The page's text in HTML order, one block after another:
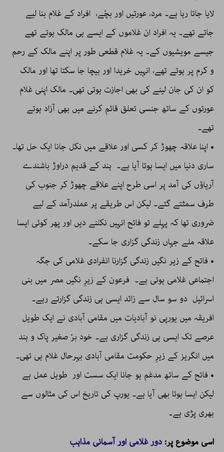
لایا جاتا رہا ہے۔ مرد، عورتیں اور بچّے، افراد کے غلام بنا لیے
جاتے تھے۔ یہ افراد ان غلاموں کے ایسے ہی مالک ہوتے تھے
جیسے مویشیوں کے۔ یہ غلام قطعی طور پر اپنے مالک کے رحم
و کرم پر ہوتے تھے، انہیں خریدا اور بیچا جا سکتا تھا اور مالک
کو ان کی جان لینے کی بھی اجازت ہوتی تھی۔ مالک اپنی غلام
عورتوں کے ساتھ جنسی تعلق قائم کرنے میں بھی آزاد ہوتے
تھے۔
• اپنا علاقہ چھوڑ کر کسی اور علاقے میں نکل جانا ایک حل تھا۔
ساری دنیا میں ایسا ہوتا آیا ہے۔ ہند کے قدیم دراوڑ باشندے
آریاؤں کی آمد پر اسی طرح اپنے علاقے چھوڑ کر جنوب کی
طرف سمٹتے گئے۔ لیکن اس طریقے پر عملدرآمد کے لیے
ضروری تھا کہ پہلے تو فاتح انہیں نکلنے دیں اور پھر کوئی ایسا
علاقہ ملے جہاں زندگی گزاری جا سکے۔
• فاتح کے زیر نگیں زندگی گزارنا انفرادی غلامی کی جگہ
اجتماعی غلامی ہوتی ہے۔ فرعون کے زیرِ نگیں مصر میں بنی
اسرائیل دو سو سال سے زائد ایسی ہی زندگی گزارتے رہے۔
افریقہ میں یورپی نو آبادیات میں مقامی آبادی نے ایک طویل
عرصے تک ایسی ہی زندگی گزاری ہے۔ خود برّ صغیر پاک و ہند
میں انگریز کے زیرِ حکومت مقامی آبادی بہرحال غلام ہی تھی۔
• فاتح کے ساتھ مدغم ہو جانا ایک سست اور طویل عمل ہے
لیکن ایسا ہوتا بھی آیا ہے۔ یورپ کی تاریخ اس کی مثالوں سے
بھری پڑی ہے۔
اسی موضوع پر: دور غلامی اور آسمانی مذاہب